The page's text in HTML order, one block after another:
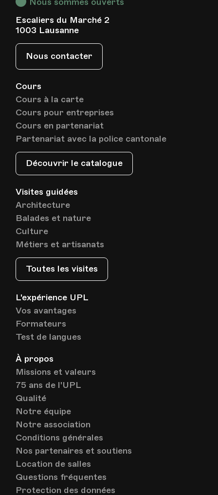
Cours
Cours à la carte
Cours pour entreprises
Cours en partenariat
Partenariat avec la police cantonale
Découvrir le catalogue
Visites guidées
Architecture
Balades et nature
Culture
Métiers et artisanats
Toutes les visites
L'expérience UPL
Vos avantages
Formateurs
Test de langues
À propos
Missions et valeurs
75 ans de l'UPL
Qualité
Notre équipe
Notre association
Conditions générales
Nos partenaires et soutiens
Location de salles
Questions fréquentes
Protection des données
Escaliers du Marché 2
1003 Lausanne
Nous contacter